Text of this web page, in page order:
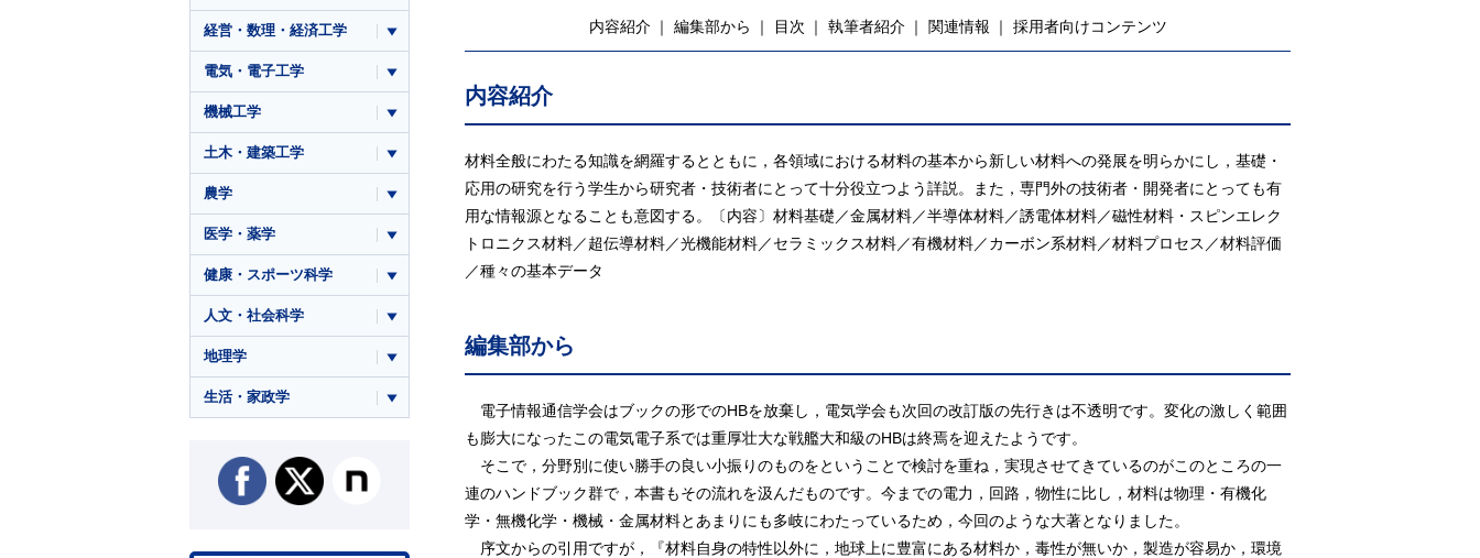
内容紹介 編集部から 目次 執筆者紹介 関連情報 採用者向けコンテンツ
内容紹介
材料全般にわたる知識を網羅するとともに，各領域における材料の基本から新しい材料への発展を明らかにし，基礎・
応用の研究を行う学生から研究者・技術者にとって十分役立つよう詳説。また，専門外の技術者・開発者にとっても有
用な情報源となることも意図する。〔内容〕材料基礎／金属材料／半導体材料／誘電体材料／磁性材料・スピンエレク
トロニクス材料／超伝導材料／光機能材料／セラミックス材料／有機材料／カーボン系材料／材料プロセス／材料評価
／種々の基本データ
編集部から
電子情報通信学会はブックの形でのHBを放棄し，電気学会も次回の改訂版の先行きは不透明です。変化の激しく範囲
も膨大になったこの電気電子系では重厚壮大な戦艦大和級のHBは終焉を迎えたようです。
そこで，分野別に使い勝手の良い小振りのものをということで検討を重ね，実現させてきているのがこのところの一
連のハンドブック群で，本書もその流れを汲んだものです。今までの電力，回路，物性に比し，材料は物理・有機化
学・無機化学・機械・金属材料とあまりにも多岐にわたっているため，今回のような大著となりました。
序文からの引用ですが，『材料自身の特性以外に，地球上に豊富にある材料か，毒性が無いか，製造が容易か，環境
経営・数理・経済工学
電気・電子工学
機械工学
土木・建築工学
農学
医学・薬学
健康・スポーツ科学
人文・社会科学
地理学
生活・家政学